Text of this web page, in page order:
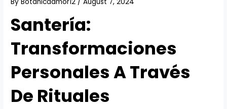
Santería:
Transformaciones
Personales A Través
De Rituales